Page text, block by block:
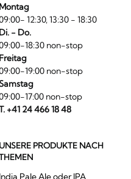
Montag
12:30, 13:30 - 18:30
Di. - Do.
18:30 non-stop
Freitag
19:00 non-stop
17:00 non-stop
+41 24 466 18 48
UNSERE PRODUKTE NACH
India Pale Ale oder IPA